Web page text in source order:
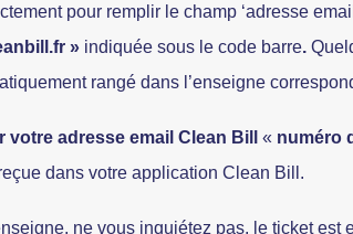
pour remplir le champ ‘adresse
» indiquée sous le code barre.
rangé dans l’enseigne
votre adresse email Clean Bill « numéro
dans votre application Clean Bill.
ne vous inquiétez pas, le ticket